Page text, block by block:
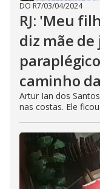
DO R7/03/04/2024
RJ: 'Meu
diz mãe
caminho
Artur Ian dos
nas costas. Ele